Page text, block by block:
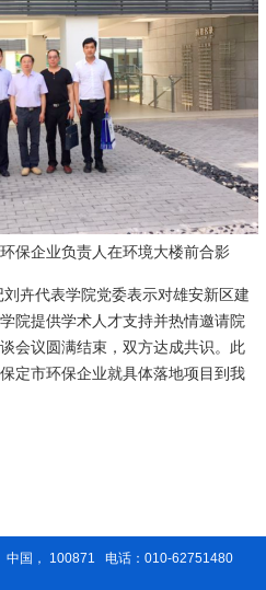
保企业负责人在环境大楼前合影
卉代表学院党委表示对雄安新区建
院提供学术人才支持并热情邀请院
会议圆满结束，双方达成共识。此
定市环保企业就具体落地项目到我
中国， 100871 电话：010-62751480